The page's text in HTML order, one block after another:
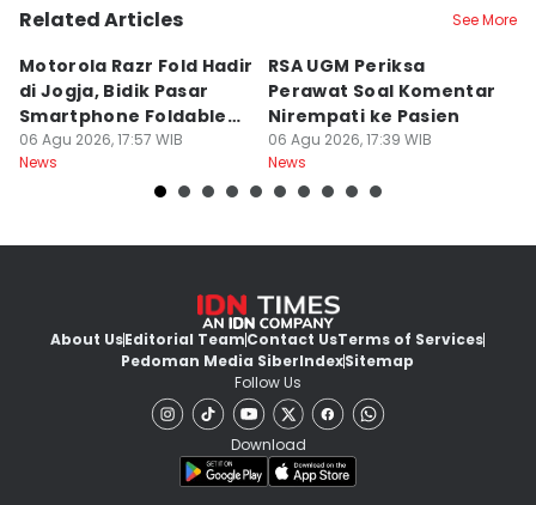
Related Articles See More
Motorola Razr Fold Hadir
di Jogja, Bidik Pasar
Smartphone Foldable
Premium
06 Agu 2026, 17:57 WIB
News
RSA UGM Periksa
Perawat Soal Komentar
Nirempati ke Pasien
06 Agu 2026, 17:39 WIB
News
About UsEditorial TeamContact UsTerms of Services
Pedoman Media SiberIndexSitemap
Follow Us
Download